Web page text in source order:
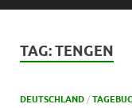
TAG:TENGEN
DEUTSCHLAND /